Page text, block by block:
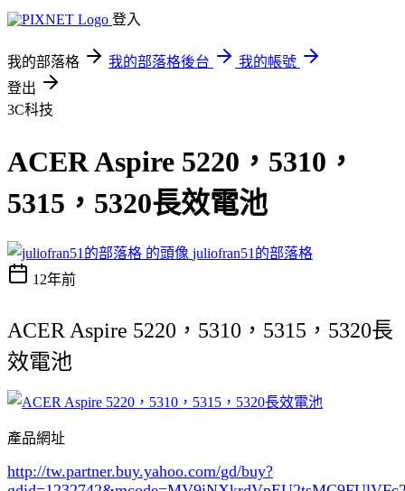
登入
我的部落格 我的部落格後台
我的帳號
登出
3C科技
ACER Aspire 5220，5310，
5315，5320長效電池
juliofran51的部落格
12年前
ACER Aspire 5220，5310，5315，5320長
效電池
產品網址
http://tw.partner.buy.yahoo.com/gd/buy?